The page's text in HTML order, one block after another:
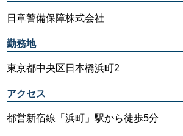
日章警備保障株式会社
勤務地
東京都中央区日本橋浜町2
アクセス
都営新宿線「浜町」駅から徒歩5分